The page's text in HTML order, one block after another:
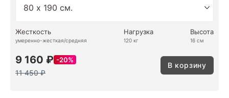
Жесткость
умеренно-жесткая/средняя
Нагрузка
120 кг
Высота
16 см
9 160 ₽ 20%
11 450 ₽
В корзину